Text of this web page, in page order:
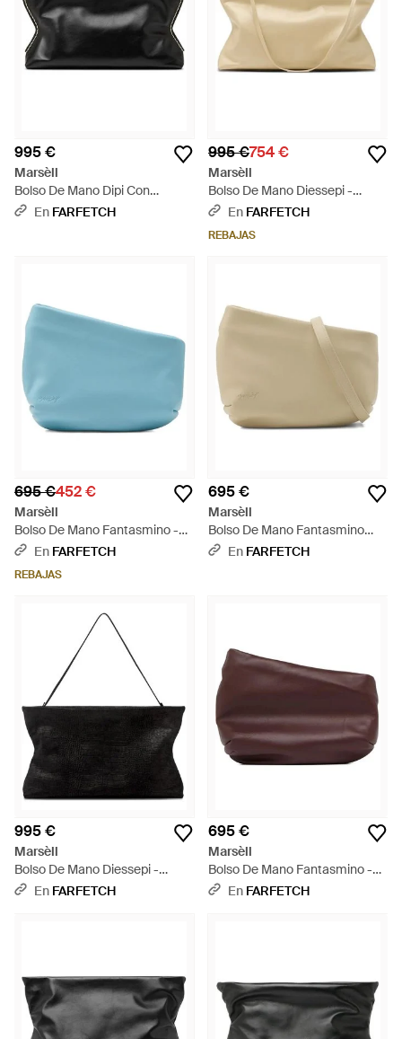
995 €
Marsèll
Bolso De Mano Dipi Con
Costuras - Negro
En FARFETCH
995 €754 €
Marsèll
Bolso De Mano Diessepi -
Neutro
En FARFETCH
REBAJAS
695 €452 €
Marsèll
Bolso De Mano Fantasmino -
AzulEn FARFETCH
REBAJAS
695 €
Marsèll
Bolso De Mano Fantasmino
Con Logo - Neutro
En FARFETCH
995 €
Marsèll
Bolso De Mano Diessepi -
Negro
En FARFETCH
695 €
Marsèll
Bolso De Mano Fantasmino -
Morado
En FARFETCH